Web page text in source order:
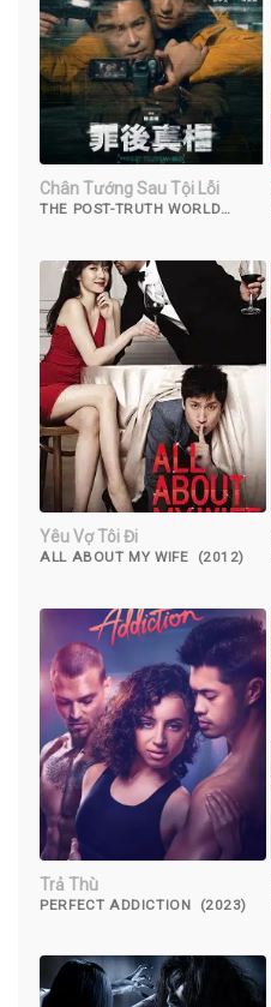
Chân Tướng Sau Tội Lỗi
THE POST-TRUTH WORLD
Yêu Vợ Tôi Đi
ALL ABOUT MY WIFE (2012)
Trả Thù
PERFECT ADDICTION (2023)